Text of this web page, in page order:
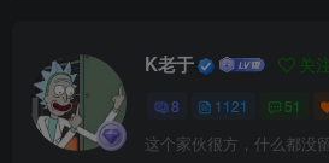
K老于 关注
8 1121 51